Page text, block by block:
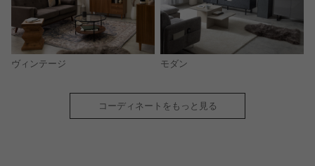
ヴィンテージ モダン
コーディネートをもっと見る